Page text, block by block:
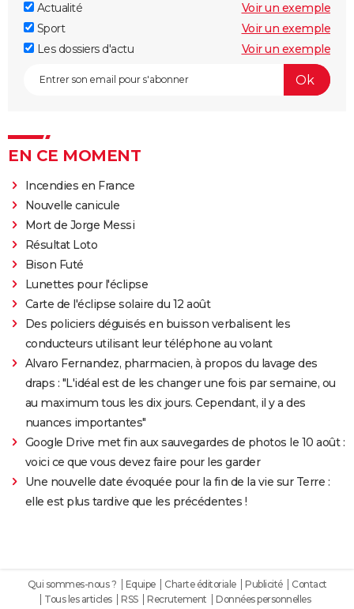
Actualité
Voir un exemple
Sport
Voir un exemple
Les dossiers d'actu
Voir un exemple
EN CE MOMENT
Incendies en France
Nouvelle canicule
Mort de Jorge Messi
Résultat Loto
Bison Futé
Lunettes pour l'éclipse
Carte de l'éclipse solaire du 12 août
Des policiers déguisés en buisson verbalisent les
conducteurs utilisant leur téléphone au volant
Alvaro Fernandez, pharmacien, à propos du lavage des
draps : "L'idéal est de les changer une fois par semaine, ou
au maximum tous les dix jours. Cependant, il y a des
nuances importantes"
Google Drive met fin aux sauvegardes de photos le 10 août :
voici ce que vous devez faire pour les garder
Une nouvelle date évoquée pour la fin de la vie sur Terre :
elle est plus tardive que les précédentes !
Qui sommes-nous ? Equipe Charte éditoriale Publicité
Contact
Tous les articles
RSS Recrutement
Données personnelles